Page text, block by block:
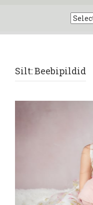
Silt:Beebipildid